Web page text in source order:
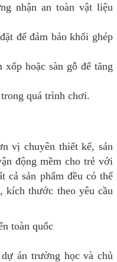
nhận an toàn vật liệu
để đảm bảo khối ghép
hoặc sàn gỗ để tăng
quá trình chơi.
vị chuyên thiết kế, sản
động mềm cho trẻ với
cả sản phẩm đều có thể
kích thước theo yêu cầu
toàn quốc
án trường học và chủ